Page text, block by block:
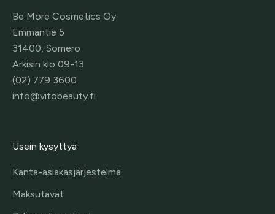
Be More Cosmetics Oy
Emmantie 5
31400, Somero
Arkisin klo 09-13
(02) 779 3600
info@vitobeauty.fi
Usein kysyttyä
Kanta-asiakasjärjestelmä
Maksutavat